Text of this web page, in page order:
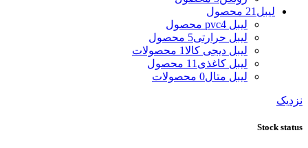
لیبل 21 محصول
لیبل pvc 4 محصول
لیبل حرارتی5 محصول
لیبل دیجی کالا1 محصولات
لیبل کاغذی 11 محصول
لیبل متال0 محصولات
نزدیک
Stock status